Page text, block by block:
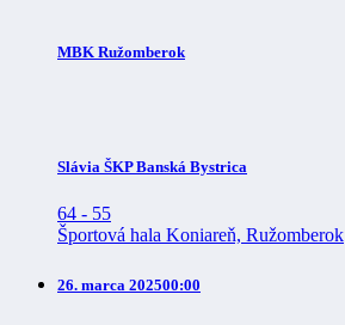
MBK Ružomberok
Slávia ŠKP Banská Bystrica
64 - 55
Športová hala Koniareň, Ružomberok
26. marca 202500:00